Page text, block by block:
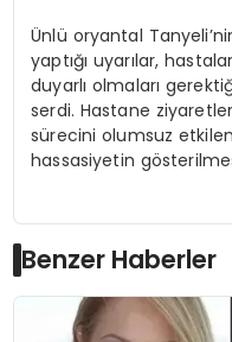
Ünlü oryantal
yaptığı uyarılar,
duyarlı olmaları
serdi. Hastane
sürecini olumsuz
hassasiyetin
Benzer Haberler